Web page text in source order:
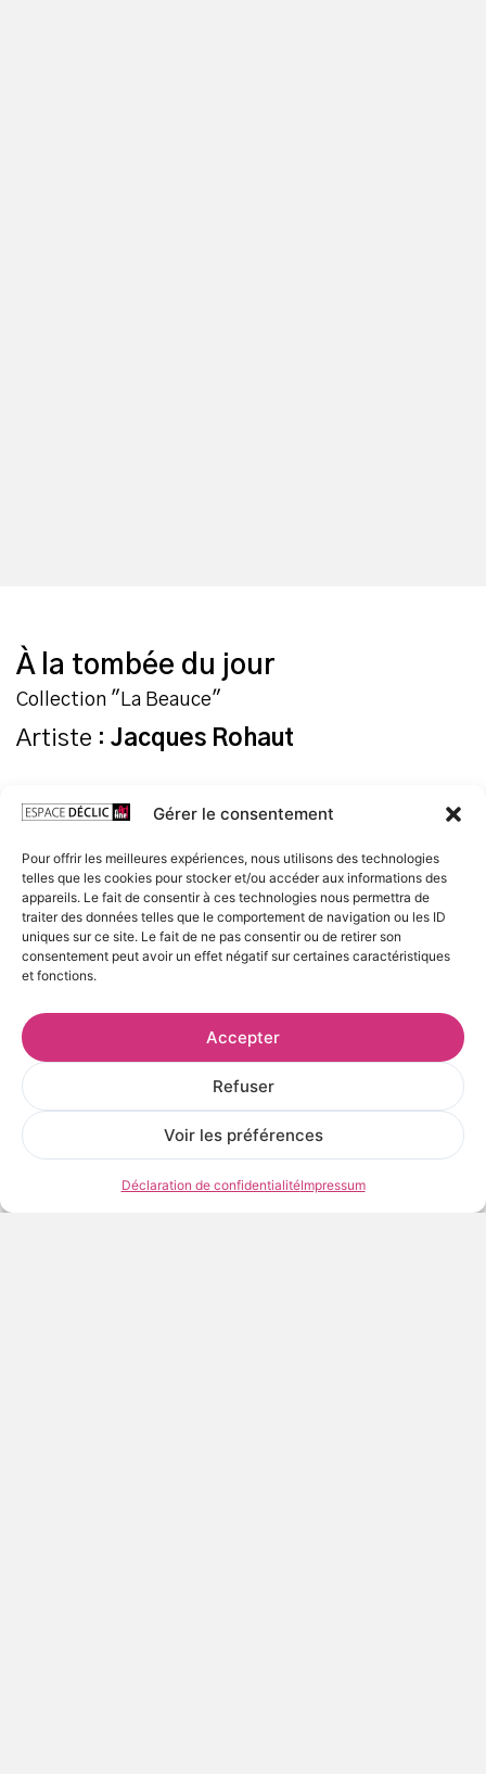
Gérer le consentement
Pour offrir les meilleures expériences, nous utilisons des technologies
telles que les cookies pour stocker et/ou accéder aux informations des
appareils. Le fait de consentir à ces technologies nous permettra de
traiter des données telles que le comportement de navigation ou les ID
uniques sur ce site. Le fait de ne pas consentir ou de retirer son
consentement peut avoir un effet négatif sur certaines caractéristiques
et fonctions.
Accepter
Refuser
Voir les préférences
Déclaration de confidentialitéImpressum
À la tombée du jour
Collection "La Beauce"
Artiste : Jacques Rohaut
Tirage Fine Art
Tirage jet d’encre UltraChrome sur papier Fine Art
Hahnemühle Dürer 210g.
Livré roulé, avec certificat d’authenticité
60 x 80 cm
60,00€ TTC